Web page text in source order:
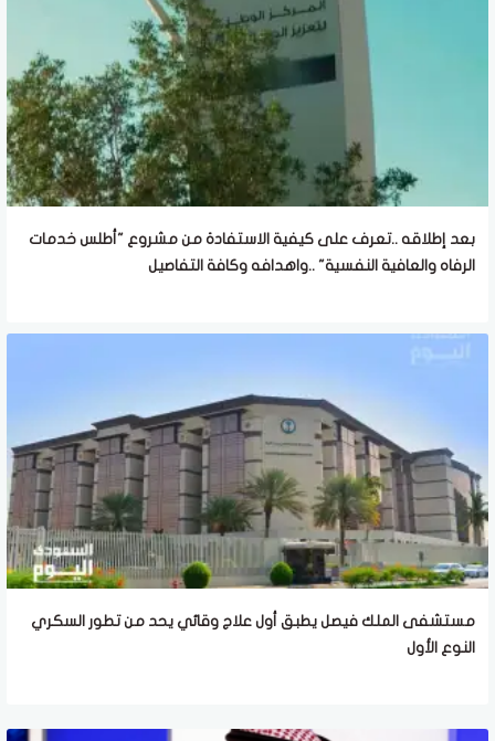
بعد إطلاقه ..تعرف على كيفية الاستفادة من مشروع "أطلس خدمات
الرفاه والعافية النفسية" ..واهدافه وكافة التفاصيل
مستشفى الملك فيصل يطبق أول علاج وقائي يحد من تطور السكري
النوع الأول